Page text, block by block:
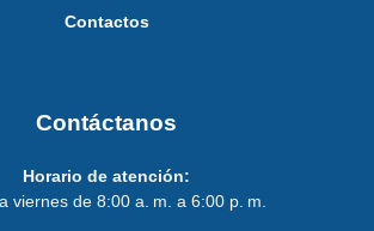
Contactos
Contáctanos
Horario de atención:
viernes de 8:00 a. m. a 6:00 p. m.